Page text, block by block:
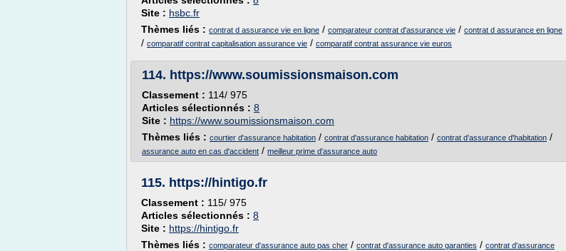
Site : hsbc.fr
Thèmes liés : contrat d assurance vie en ligne / comparateur contrat d'assurance vie / contrat d assurance en ligne
/ comparatif contrat capitalisation assurance vie / comparatif contrat assurance vie euros
114. https://www.soumissionsmaison.com
Classement : 114/ 975
Articles sélectionnés : 8
Site : https://www.soumissionsmaison.com
Thèmes liés : courtier d'assurance habitation / contrat d'assurance habitation / contrat d'assurance d'habitation /
assurance auto en cas d'accident / meilleur prime d'assurance auto
115. https://hintigo.fr
Classement : 115/ 975
Articles sélectionnés : 8
Site : https://hintigo.fr
Thèmes liés : comparateur d'assurance auto pas cher / contrat d'assurance auto garanties / contrat d'assurance